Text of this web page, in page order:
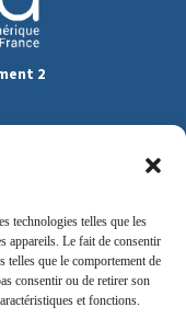
technologies telles que les
appareils. Le fait de consentir
telles que le comportement de
consentir ou de retirer son
et fonctions.
2